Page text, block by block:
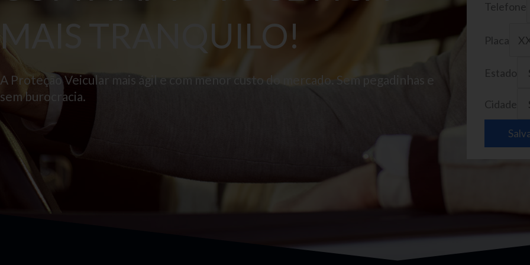
MAIS TRANQUILO!
A Proteção Veicular mais ágil e com menor custo do mercado. Sem pegadinhas e
sem burocracia.
Telefone
Placa
Estado
Cidade